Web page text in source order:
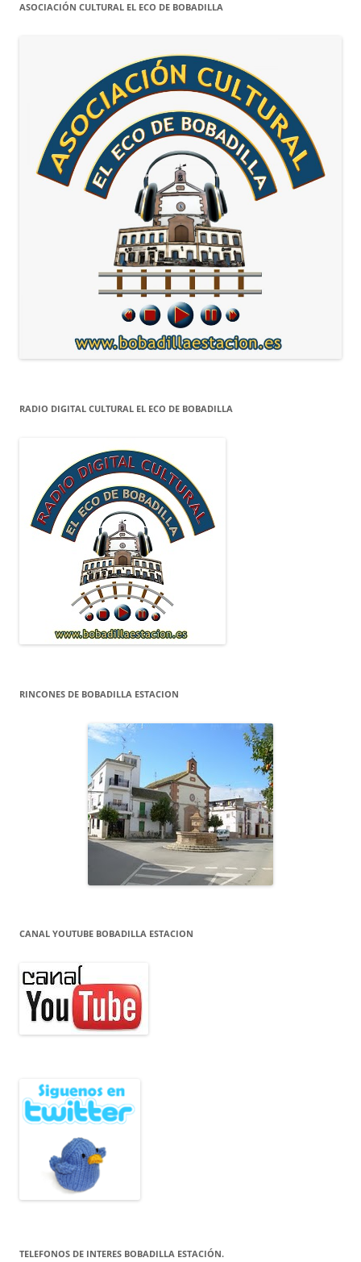
ASOCIACIÓN CULTURAL EL ECO DE BOBADILLA
RADIO DIGITAL CULTURAL EL ECO DE BOBADILLA
RINCONES DE BOBADILLA ESTACION
CANAL YOUTUBE BOBADILLA ESTACION
TELEFONOS DE INTERES BOBADILLA ESTACIÓN.